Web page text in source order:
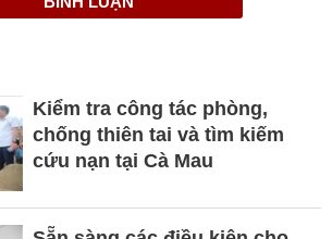
Kiểm tra công tác phòng,
chống thiên tai và tìm kiếm
cứu nạn tại Cà Mau